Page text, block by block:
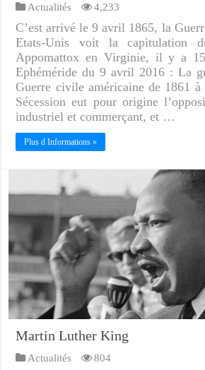
Actualités 4,233
C’est arrivé le 9 avril 1865, la
Etats-Unis voit la capitulation
Appomattox en Virginie, il y a
Ephéméride du 9 avril 2016 : La
Guerre civile américaine de 1861
Sécession eut pour origine
industriel et commerçant, et …
Plus d Informations »
Martin Luther King
Actualités 804